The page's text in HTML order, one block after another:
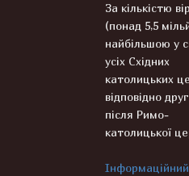
За кількістю
(понад 5,5
найбільшою у
усіх Східних
католицьких
відповідно
після Римо-
католицької